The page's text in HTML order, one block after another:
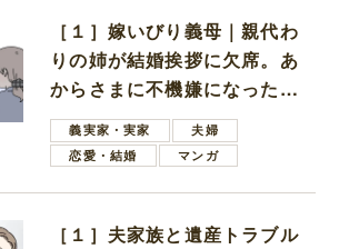
［１］嫁いびり義母｜親代わ
りの姉が結婚挨拶に欠席。あ
からさまに不機嫌になった義
母義実家・実家
夫婦
恋愛・結婚
マンガ
［１］夫家族と遺産トラブル